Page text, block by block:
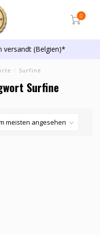
0
versandt (Belgien)*
/ Surfine
Surfine